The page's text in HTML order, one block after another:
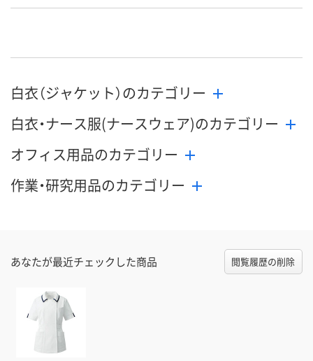
号
お届け日 8月24日（月） 8月24日（月） 8月24日（月）
数量
カゴへ
数量
カゴへ カ
白衣（ジャケット）のカテゴリー
白衣・ナース服(ナースウェア)のカテゴリー
オフィス用品のカテゴリー
作業・研究用品のカテゴリー
あなたが最近チェックした商品 閲覧履歴の削除